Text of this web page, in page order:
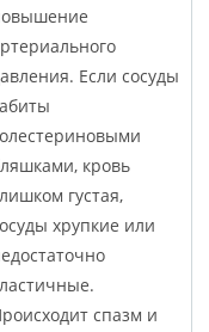
Если сосуды
кровь
густая,
хрупкие или
спазм и